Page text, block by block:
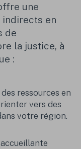
une
indirects en
de
la justice, à
:
ressources en
vers des
votre région.